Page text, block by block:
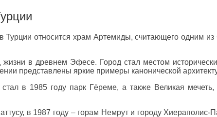
Турции относится храм Артемиды, считающего одним
жизни в древнем Эфесе. Город стал местом
представлены яркие примеры канонической
в 1985 году парк Гёреме, а также Великая мечеть,
в 1987 году – горам Немрут и городу